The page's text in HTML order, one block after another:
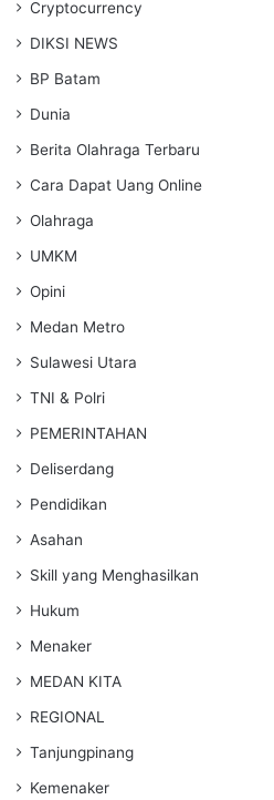
Cryptocurrency
DIKSI NEWS
BP Batam
Dunia
Berita Olahraga Terbaru
Cara Dapat Uang Online
Olahraga
UMKM
Opini
Medan Metro
Sulawesi Utara
TNI & Polri
PEMERINTAHAN
Deliserdang
Pendidikan
Asahan
Skill yang Menghasilkan
Hukum
Menaker
MEDAN KITA
REGIONAL
Tanjungpinang
Kemenaker